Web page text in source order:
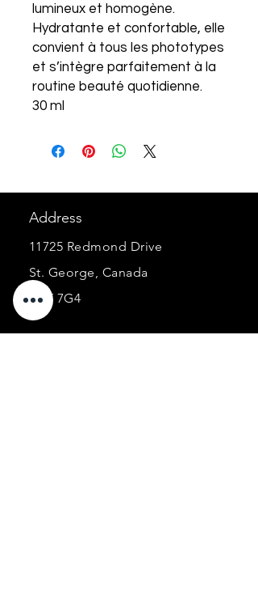
lumineux et homogène.
Hydratante et confortable, elle
convient à tous les phototypes
et s’intègre parfaitement à la
routine beauté quotidienne.
30 ml
Address
11725 Redmond Drive
St. George, Canada
G5Y 7G4